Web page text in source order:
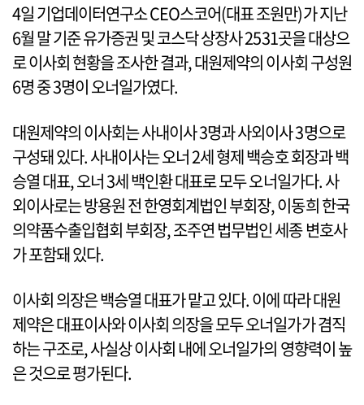
4일 기업데이터연구소 CEO스코어(대표 조원만)가 지난
6월 말 기준 유가증권 및 코스닥 상장사 2531곳을 대상으
로 이사회 현황을 조사한 결과, 대원제약의 이사회 구성원
6명 중 3명이 오너일가였다.
대원제약의 이사회는 사내이사 3명과 사외이사 3명으로
구성돼 있다. 사내이사는 오너 2세 형제 백승호 회장과 백
승열 대표, 오너 3세 백인환 대표로 모두 오너일가다. 사
외이사로는 방용원 전 한영회계법인 부회장, 이동희 한국
의약품수출입협회 부회장, 조주연 법무법인 세종 변호사
가 포함돼 있다.
이사회 의장은 백승열 대표가 맡고 있다. 이에 따라 대원
제약은 대표이사와 이사회 의장을 모두 오너일가가 겸직
하는 구조로, 사실상 이사회 내에 오너일가의 영향력이 높
은 것으로 평가된다.